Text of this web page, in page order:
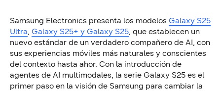
Samsung Electronics presenta los modelos Galaxy S25
Ultra Galaxy S25+ y Galaxy S25 , que establecen un
nuevo estándar de un verdadero compañero de AI, con
sus experiencias móviles más naturales y conscientes
del contexto hasta ahor. Con la introducción de
agentes de AI multimodales, la serie Galaxy S25 es el
primer paso en la visión de Samsung para cambiar la